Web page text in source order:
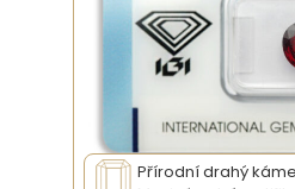
Přírodní drahý